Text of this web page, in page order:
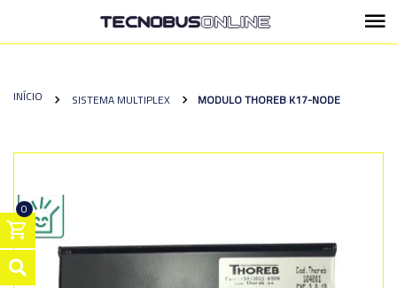
0
INÍCIO SISTEMA MULTIPLEX MODULO THOREB K17-NODE